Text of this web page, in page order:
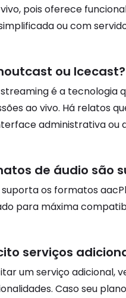
pois oferece
ou com
ou Icecast?
é a tecnologia
ao vivo. Há relatos
administrativa ou
de áudio são
suporta os formatos
para máxima
serviços
um serviço adicional,
Caso seu